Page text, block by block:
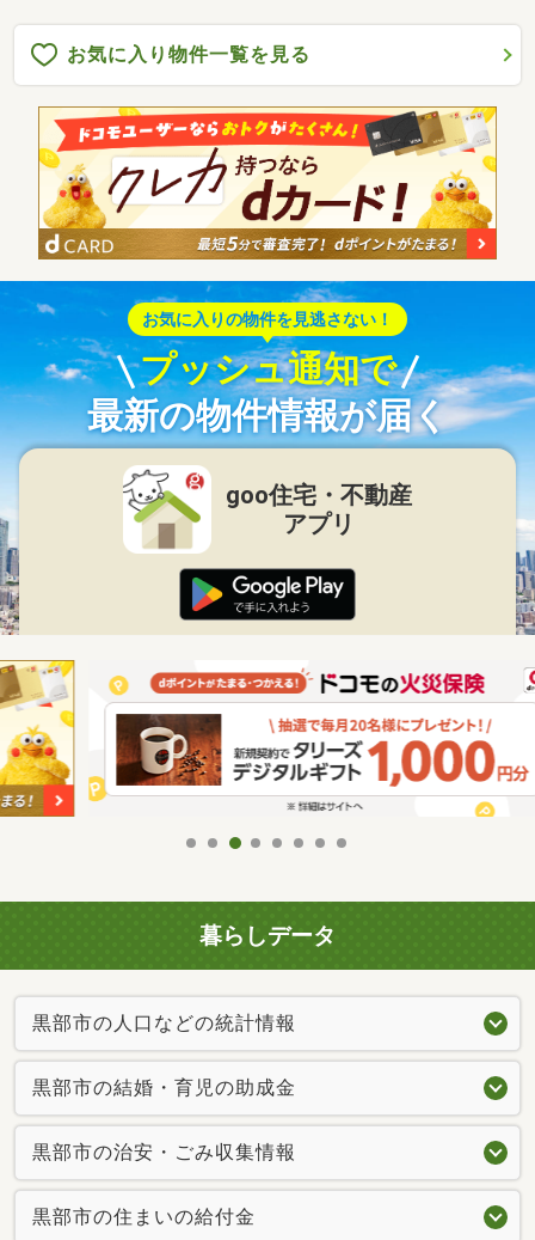
お気に入り物件一覧を見る
お気に入りの物件を見逃さない！
プッシュ通知で
最新の物件情報が届く
goo住宅・不動産
アプリ
暮らしデータ
黒部市の人口などの統計情報
黒部市の結婚・育児の助成金
黒部市の治安・ごみ収集情報
黒部市の住まいの給付金